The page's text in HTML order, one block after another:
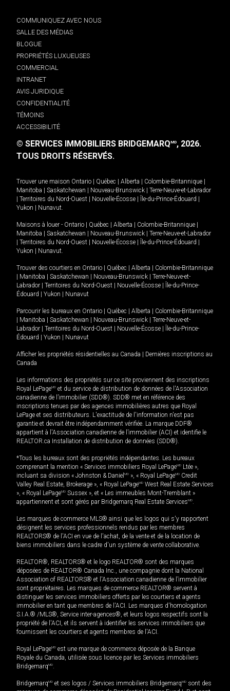
COMMUNIQUEZ AVEC NOUS
SALLE DES MÉDIAS
BLOGUE
PROPRIÉTÉS LUXUEUSES
COMMERCIAL
INTRANET
AVIS JURIDIQUE
CONFIDENTIALITÉ
TÉMOINS
ACCESSIBILITÉ
© SERVICES IMMOBILIERS BRIDGEMARQMD, 2026.
TOUS DROITS RÉSERVÉS.
Trouver une maison Ontario Québec Alberta Colombie-Britannique
Manitoba
Saskatchewan Nouveau-Brunswick
Terre-Neuve-et-Labrador
Territoires du Nord-Ouest Nouvelle-Écosse Île-du-Prince-Édouard
Yukon
Nunavut.
Maisons à louer - Ontario Québec Alberta Colombie-Britannique
Manitoba
Saskatchewan Nouveau-Brunswick
Terre-Neuve-et-Labrador
Territoires du Nord-Ouest Nouvelle-Écosse Île-du-Prince-Édouard
Yukon
Nunavut.
Trouver des courtiers en Ontario Québec Alberta
Colombie-Britannique
Manitoba Saskatchewan Nouveau-Brunswick
Terre-Neuve-et-
Labrador
Territoires du Nord-Ouest Nouvelle-Écosse
Île-du-Prince-
Édouard
Yukon Nunavut
Parcourir les bureaux en Ontario Québec Alberta
Colombie-Britannique
Manitoba Saskatchewan Nouveau-Brunswick
Terre-Neuve-et-
Labrador
Territoires du Nord-Ouest Nouvelle-Écosse
Île-du-Prince-
Édouard
Yukon Nunavut
Afficher les propriétés résidentielles au Canada
Dernières inscriptions au
Canada
Les informations des propriétés sur ce site proviennent des inscriptions
Royal LePageMD et du service de distribution de données de l'Association
canadienne de l’immobilier (SDD®). SDD® met en référence des
inscriptions tenues par des agences immobilières autres que Royal
LePage et ses distributeurs. L'exactitude de l'information n'est pas
garantie et devrait être indépendamment vérifiée. La marque DDF®
appartient à l'Association canadienne de l’immobilier (ACI) et identifie le
REALTOR.ca Installation de distribution de données (SDD®).
*Tous les bureaux sont des propriétés indépendantes. Les bureaux
comprenant la mention « Services immobiliers Royal LePageMD Ltée »,
incluant sa division « Johnston & Daniel MD », « Royal LePageMD Credit
Valley Real Estate, Brokerage », « Royal LePageMD West Real Estate Services
», « Royal LePageMD Sussex », et « Les immeubles Mont-Tremblant »
appartiennent et sont gérés par Bridgemarq Real Estate ServicesMD.
Les marques de commerce MLS® ainsi que les logos qui s'y rapportent
désignent les services professionnels rendus par les membres
REALTORS® de l'ACI en vue de l'achat, de la vente et de la location de
biens immobiliers dans le cadre d'un système de vente collaborative.
REALTOR®, REALTORS® et le logo REALTOR® sont des marques
déposées de REALTOR® Canada Inc., une compagnie dont la National
Association of REALTORS® et l'Association canadienne de l’immobilier
sont propriétaires. Les marques de commerce REALTOR® servent à
distinguer les services immobiliers offerts par les courtiers et agents
immobilier en tant que membres de l'ACI. Les marques d'homologation
S.I.A.® /MLS®, Service inter-agences®, et leurs logos respectifs sont la
propriété de l'ACI, et ils servent à identifier les services immobiliers que
fournissent les courtiers et agents membres de l'ACI.
Royal LePageMD est une marque de commerce déposée de la Banque
Royale du Canada, utilisée sous licence par les Services immobiliers
BridgemarqMD.
BridgemarqMD et ses logos / Services immobiliers BridgemarqMD sont des